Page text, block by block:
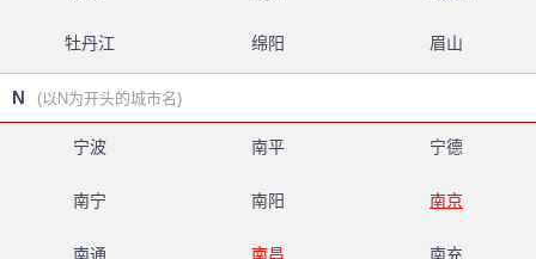
牡丹江 绵阳 眉山
N (以N为开头的城市名)
宁波 南平 宁德
南宁 南阳 南京
南通 南昌 南充